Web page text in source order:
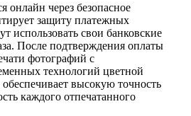
онлайн через безопасное
защиту платежных
использовать свои банковские
После подтверждения оплаты
фотографий с
технологий цветной
высокую точность
каждого отпечатанного